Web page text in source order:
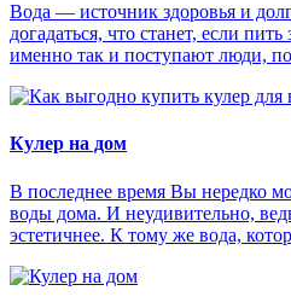
Вода — источник здоровья и
догадаться, что станет, если
именно так и поступают люди,
Кулер на дом
В последнее время Вы нередко
воды дома. И неудивительно,
эстетичнее. К тому же вода,